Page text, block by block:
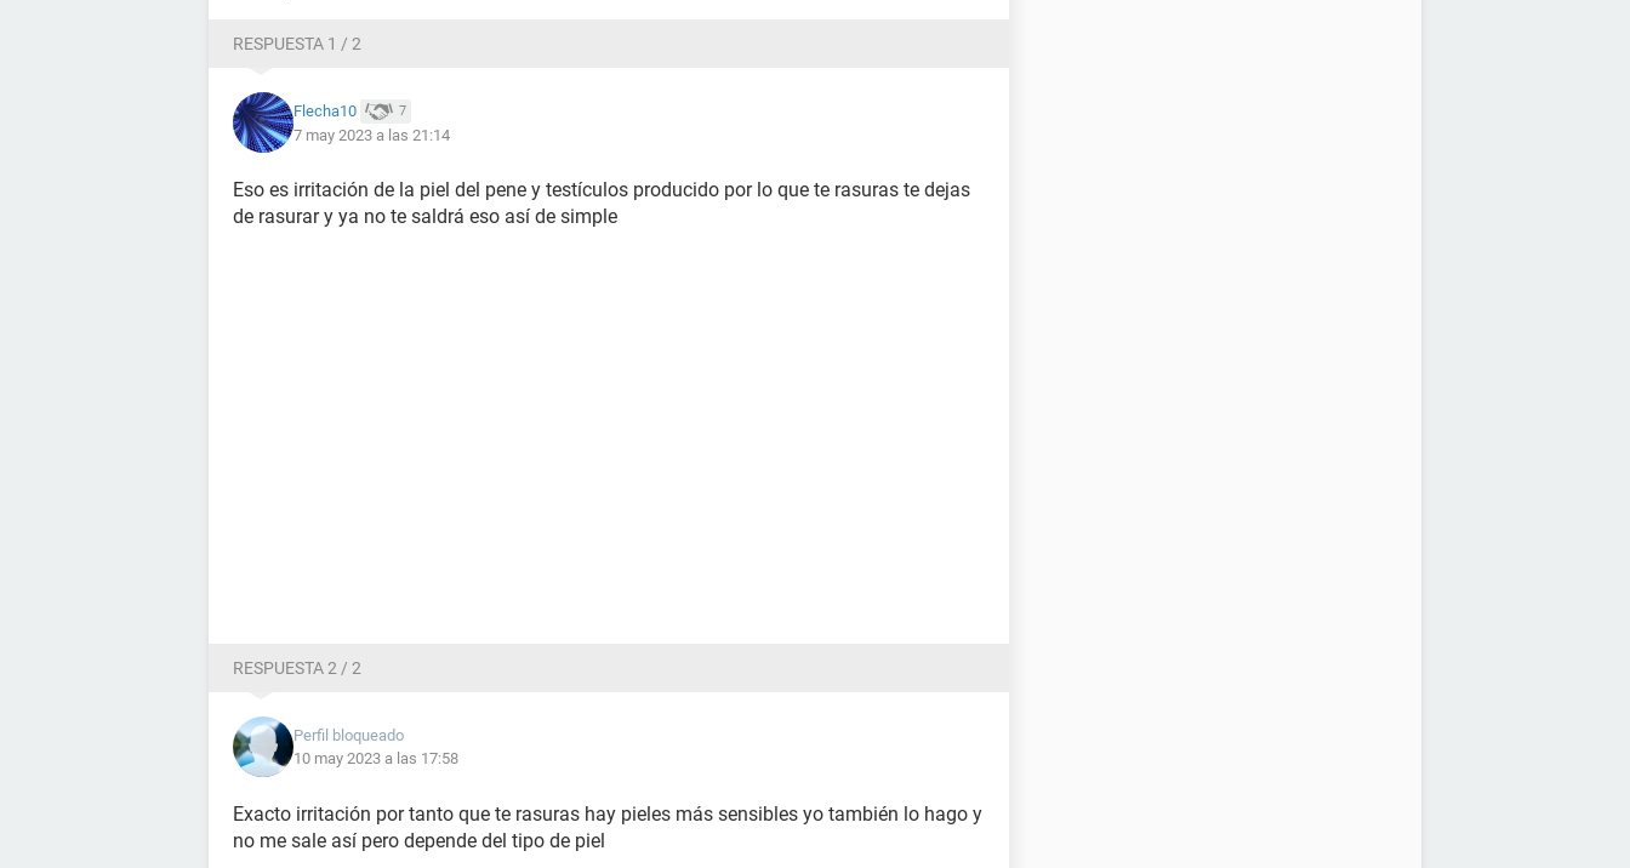
RESPUESTA 1 / 2
Flecha10 7
7 may 2023 a las 21:14
Eso es irritación de la piel del pene y testículos producido por lo que te rasuras te dejas
de rasurar y ya no te saldrá eso así de simple
RESPUESTA 2 / 2
Perfil bloqueado
10 may 2023 a las 17:58
Exacto irritación por tanto que te rasuras hay pieles más sensibles yo también lo hago y
no me sale así pero depende del tipo de piel